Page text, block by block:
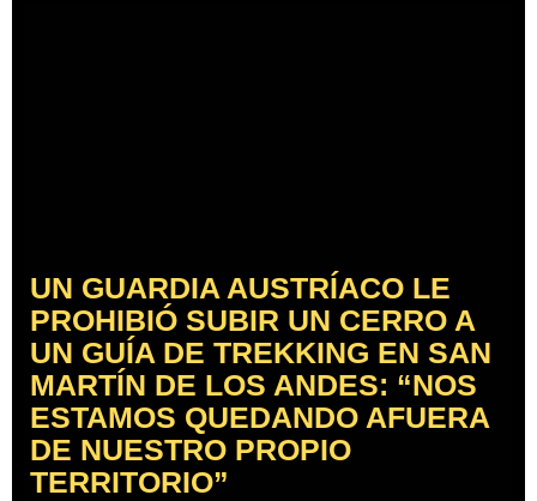
UN GUARDIA AUSTRÍACO LE
PROHIBIÓ SUBIR UN CERRO A
UN GUÍA DE TREKKING EN SAN
MARTÍN DE LOS ANDES: “NOS
ESTAMOS QUEDANDO AFUERA
DE NUESTRO PROPIO
TERRITORIO”